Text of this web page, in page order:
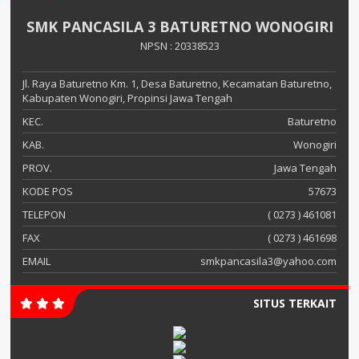
SMK PANCASILA 3 BATURETNO WONOGIRI
NPSN : 20338523
Jl. Raya Baturetno Km. 1, Desa Baturetno, Kecamatan Baturetno,
Kabupaten Wonogiri, Propinsi Jawa Tengah
KEC.
Baturetno
KAB.
Wonogiri
PROV.
Jawa Tengah
KODE POS
57673
TELEPON
( 0273 ) 461081
FAX
( 0273 ) 461698
EMAIL
smkpancasila3@yahoo.com
SITUS TERKAIT